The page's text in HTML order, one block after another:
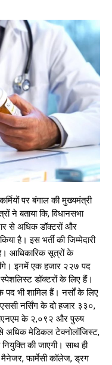
पर बंगाल की मुख्यमंत्री
ने बताया कि, विधानसभा
से अधिक डॉक्टरों और
है। इस भर्ती की जिम्मेदारी
आधिकारिक सूत्रों के
इनमें एक हजार २२७ पद
डॉक्टरों के लिए हैं।
भी शामिल हैं। नर्सों के लिए
नर्सिंग के दो हजार ३३०,
के २,०९२ और पुरुष
मेडिकल टेक्नोलॉजिस्ट,
की जाएगी। साथ ही
मैनेजर, फार्मेसी कॉलेज, ड्रग